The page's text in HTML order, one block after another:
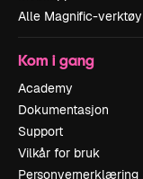
Alle Magnific-verktøy
Kom i gang
Academy
Dokumentasjon
Support
Vilkår for bruk
Personvernerklæring